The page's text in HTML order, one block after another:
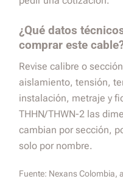
¿Qué datos
comprar este
Revise calibre o
aislamiento, tensión,
instalación, metraje y
THHN/THWN-2 las
cambian por sección,
solo por nombre.
Fuente: Nexans Colombia,